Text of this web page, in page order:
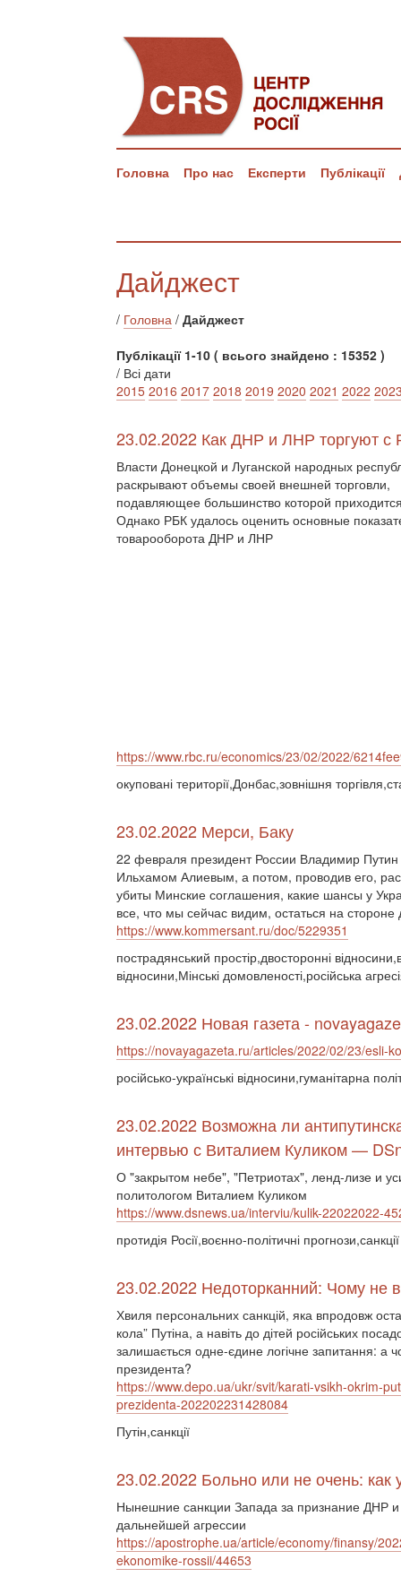
Головна Про нас Експерти Публікації
Дайджест
/ Головна / Дайджест
Публікації 1-10 ( всього знайдено : 15352 )
/ Всі дати
2015 2016 2017 2018 2019 2020 2021 2022
23.02.2022 Как ДНР и ЛНР торгуют с
Власти Донецкой и Луганской народных
раскрывают объемы своей внешней торговли,
подавляющее большинство которой
Однако РБК удалось оценить основные
товарооборота ДНР и ЛНР
https://www.rbc.ru/economics/23/02/2022/
окуповані території,Донбас,зовнішня
23.02.2022 Мерси, Баку
22 февраля президент России Владимир
Ильхамом Алиевым, а потом, проводив его,
убиты Минские соглашения, какие шансы у
все, что мы сейчас видим, остаться на стороне
https://www.kommersant.ru/doc/5229351
пострадянський простір,двосторонні
відносини,Мінські домовленості,російська
23.02.2022 Новая газета -
https://novayagazeta.ru/articles/2022/02/23/esli-
російсько-українські відносини,гуманітарна
23.02.2022 Возможна ли
интервью с Виталием Куликом —
О "закрытом небе", "Петриотах", ленд-лизе и
политологом Виталием Куликом
https://www.dsnews.ua/interviu/kulik-22022022-
протидія Росії,воєнно-політичні прогнози,санкції
23.02.2022 Недоторканний: Чому не
Хвиля персональних санкцій, яка впродовж
кола” Путіна, а навіть до дітей російських
залишається одне-єдине логічне запитання: а
президента?
https://www.depo.ua/ukr/svit/karati-vsikh-okrim-
prezidenta-202202231428084
Путін,санкції
23.02.2022 Больно или не очень: как
Нынешние санкции Запада за признание ДНР
дальнейшей агрессии
https://apostrophe.ua/article/economy/finansy/
ekonomike-rossii/44653